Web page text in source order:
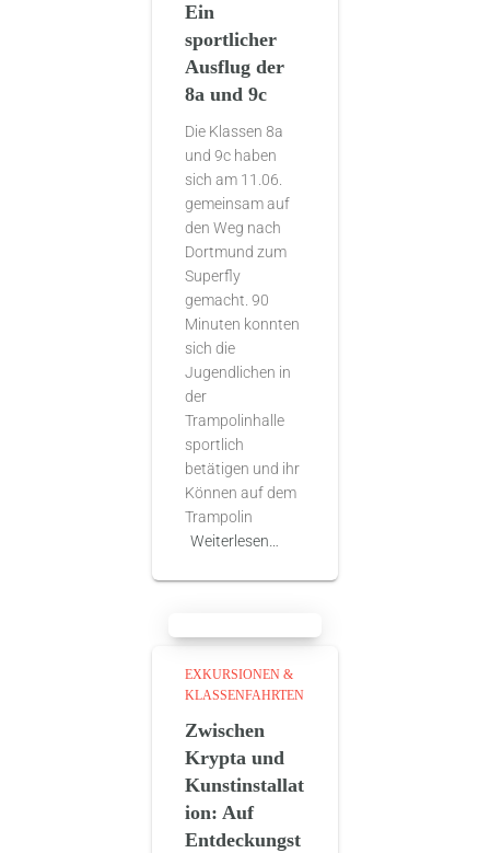
Ein
sportlicher
Ausflug der
8a und 9c
Die Klassen 8a
und 9c haben
sich am 11.06.
gemeinsam auf
den Weg nach
Dortmund zum
Superfly
gemacht. 90
Minuten konnten
sich die
Jugendlichen in
der
Trampolinhalle
sportlich
betätigen und ihr
Können auf dem
Trampolin
Weiterlesen…
EXKURSIONEN &
KLASSENFAHRTEN
Zwischen
Krypta und
Kunstinstallat
ion: Auf
Entdeckungst